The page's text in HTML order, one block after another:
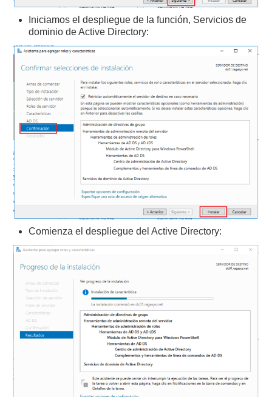
Iniciamos el despliegue de la función, Servicios de
dominio de Active Directory:
Comienza el despliegue del Active Directory: